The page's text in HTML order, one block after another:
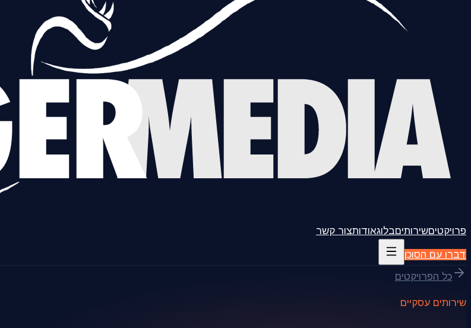
פרויקטיםשירותיםבלוגאודותצור קשר
דברו עם הסוכן
כל הפרויקטים
שירותים עסקיים